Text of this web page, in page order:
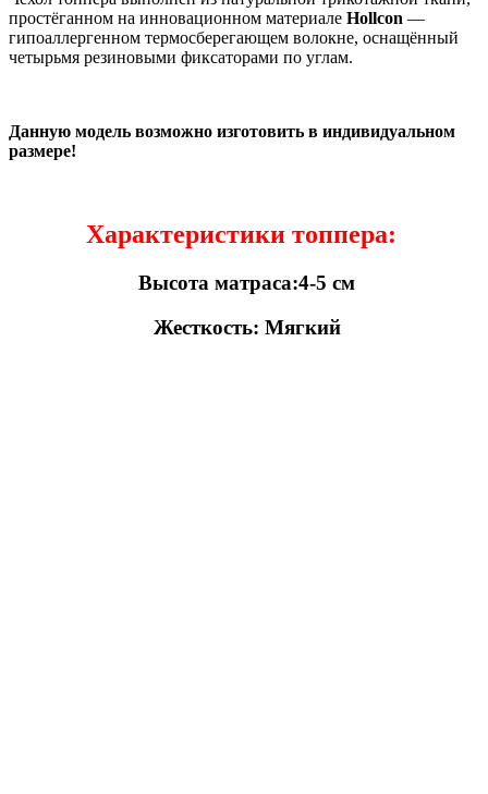
простёганном на инновационном материале Hollcon —
гипоаллергенном термосберегающем волокне, оснащённый
четырьмя резиновыми фиксаторами по углам.
Данную модель возможно изготовить в индивидуальном
размере!
Характеристики топпера:
Высота матраса:4-5 см
Жесткость: Мягкий